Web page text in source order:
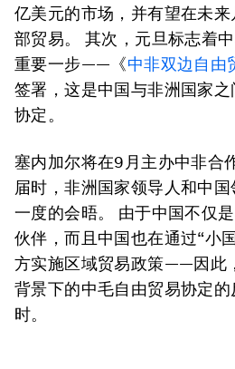
亿美元的市场，并有望在未
部贸易。 其次，元旦标志着
重要一步——《中非双边自由
签署，这是中国与非洲国家
协定。
塞内加尔将在9月主办中非合
届时，非洲国家领导人和中
一度的会晤。 由于中国不仅
伙伴，而且中国也在通过“小
方实施区域贸易政策——因此
背景下的中毛自由贸易协定的
时。